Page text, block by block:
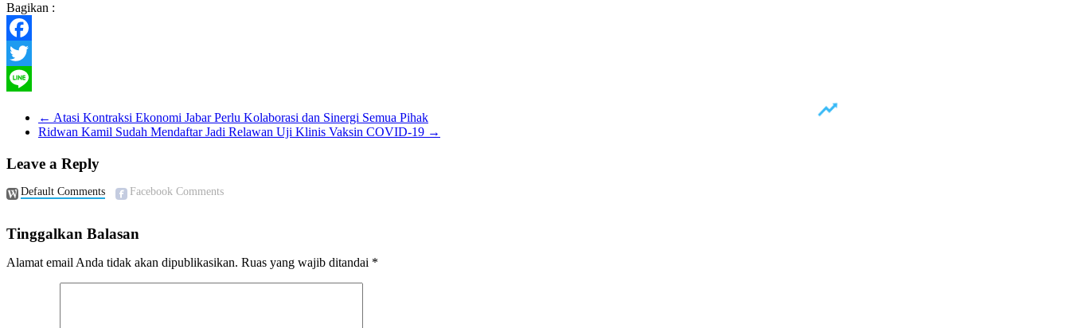
Bagikan :
Facebook
Twitter
← Atasi Kontraksi Ekonomi Jabar Perlu Kolaborasi dan Sinergi Semua Pihak
Ridwan Kamil Sudah Mendaftar Jadi Relawan Uji Klinis Vaksin COVID-19 →
Leave a Reply
Default Comments Facebook Comments
Tinggalkan Balasan
Alamat email Anda tidak akan dipublikasikan. Ruas yang wajib ditandai *